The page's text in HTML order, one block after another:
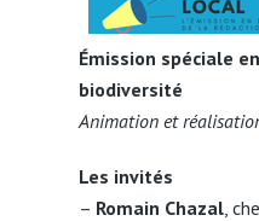
Émission spéciale
biodiversité
Animation et
Les invités
– Romain Chazal,